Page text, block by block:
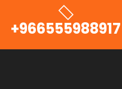
+966555988917